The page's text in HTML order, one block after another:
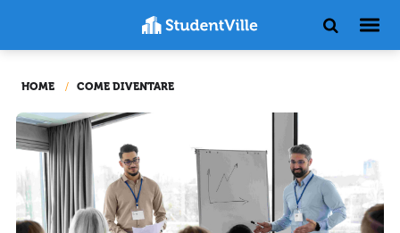
HOME COME DIVENTARE